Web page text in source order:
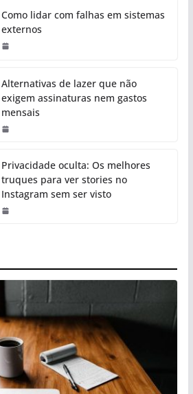
Como lidar com falhas em sistemas
externos
Alternativas de lazer que não
exigem assinaturas nem gastos
mensais
Privacidade oculta: Os melhores
truques para ver stories no
Instagram sem ser visto